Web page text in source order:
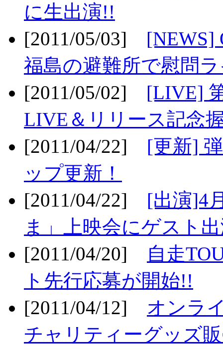
に生出演!!
[2011/05/03] [NEWS]
福島の避難所で慰問
[2011/05/02] [LIVE]
LIVE＆リリース記念
[2011/04/22] [更新]
ップ更新！
[2011/04/22] [出演]4
ま」上映会にゲスト
[2011/04/20]
自走
ト先行応募が開始!!
[2011/04/12] オンラ
チャリティーグッズ